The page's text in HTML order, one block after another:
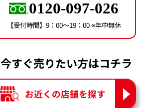
0120-097-026
【受付時間】9：00〜19：00 ※年中無休
今すぐ売りたい方はコチラ
お近くの店舗を探す